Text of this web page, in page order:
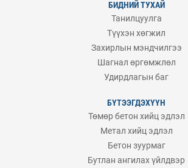
БИДНИЙ ТУХАЙ
Танилцуулга
Түүхэн хөгжил
Захирлын мэндчилгээ
Шагнал өргөмжлөл
Удирдлагын баг
БҮТЭЭГДЭХҮҮН
Төмөр бетон хийц эдлэл
Метал хийц эдлэл
Бетон зуурмаг
Бутлан ангилах үйлдвэр